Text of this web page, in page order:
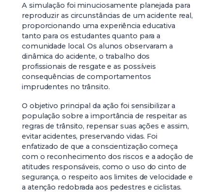
A simulação foi minuciosamente planejada para
reproduzir as circunstâncias de um acidente real,
proporcionando uma experiência educativa
tanto para os estudantes quanto para a
comunidade local. Os alunos observaram a
dinâmica do acidente, o trabalho dos
profissionais de resgate e as possíveis
consequências de comportamentos
imprudentes no trânsito.
O objetivo principal da ação foi sensibilizar a
população sobre a importância de respeitar as
regras de trânsito, repensar suas ações e assim,
evitar acidentes, preservando vidas. Foi
enfatizado de que a conscientização começa
com o reconhecimento dos riscos e a adoção de
atitudes responsáveis, como o uso do cinto de
segurança, o respeito aos limites de velocidade e
a atenção redobrada aos pedestres e ciclistas.